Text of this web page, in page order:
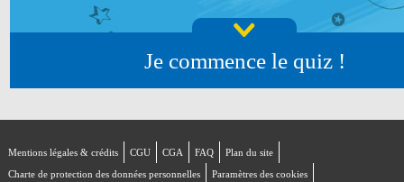
Je commence le quiz !
Mentions légales & crédits CGU CGA FAQ
Plan du site
Charte de protection des données personnelles
Paramètres des cookies